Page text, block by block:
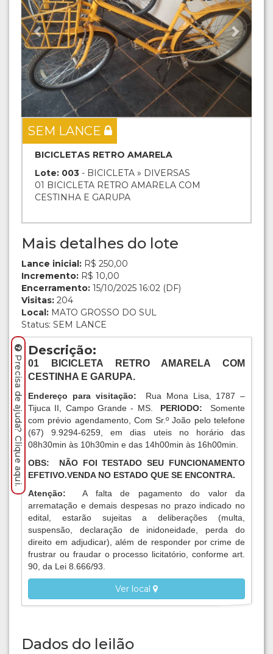
SEM LANCE
BICICLETAS RETRO AMARELA
Lote: 003 - BICICLETA » DIVERSAS
01 BICICLETA RETRO AMARELA COM
CESTINHA E GARUPA
Mais detalhes do lote
Lance inicial: R$ 250,00
Incremento: R$ 10,00
Encerramento: 15/10/2025 16:02 (DF)
Visitas: 204
Local: MATO GROSSO DO SUL
Status: SEM LANCE
Descrição:
01 BICICLETA RETRO AMARELA COM
CESTINHA E GARUPA.
Endereço para visitação:
Rua Mona Lisa, 1787 –
Tijuca II, Campo Grande - MS. PERIODO: Somente
com prévio agendamento, Com Sr.º João pelo telefone
(67) 9.9294-6259, em dias uteis no horário das
08h30min às 10h30min e das 14h00min às 16h00min.
OBS:
NÃO FOI TESTADO SEU FUNCIONAMENTO
EFETIVO.VENDA NO ESTADO QUE SE ENCONTRA.
Atenção: A falta de pagamento do valor da
arrematação e demais despesas no prazo indicado no
edital, estarão sujeitas a deliberações (multa,
suspensão, declaração de inidoneidade, perda do
direito em adjudicar), além de responder por crime de
frustrar ou fraudar o processo licitatório, conforme art.
90, da Lei 8.666/93.
Ver local
Dados do leilão
Precisa de ajuda? Clique aqui.